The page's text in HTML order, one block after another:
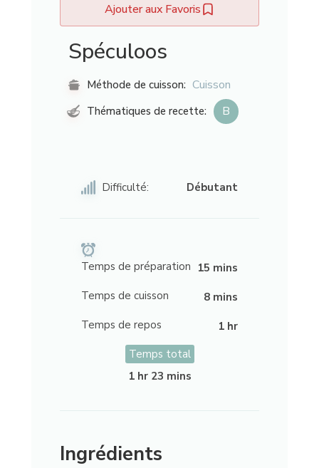
Ajouter aux Favoris
Spéculoos
Méthode de cuisson: Cuisson
Thématiques de recette: B
Difficulté: Débutant
Temps de préparation 15 mins
Temps de cuisson
8 mins
Temps de repos
1 hr
Temps total
1 hr 23 mins
Ingrédients